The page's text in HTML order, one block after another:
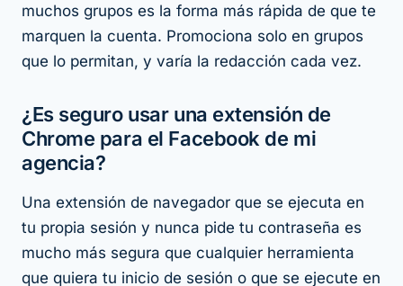
muchos grupos es la forma más rápida de que te
marquen la cuenta. Promociona solo en grupos
que lo permitan, y varía la redacción cada vez.
¿Es seguro usar una extensión de
Chrome para el Facebook de mi
agencia?
Una extensión de navegador que se ejecuta en
tu propia sesión y nunca pide tu contraseña es
mucho más segura que cualquier herramienta
que quiera tu inicio de sesión o que se ejecute en